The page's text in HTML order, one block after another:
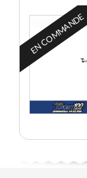
EN COMMANDE